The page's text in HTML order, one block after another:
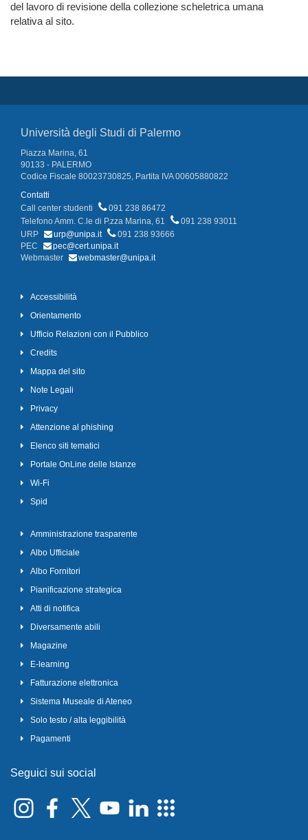
del lavoro di revisione della collezione scheletrica umana
relativa al sito.
Università degli Studi di Palermo
Piazza Marina, 61
90133 - PALERMO
Codice Fiscale 80023730825, Partita IVA 00605880822
Contatti
Call center studenti
091 238 86472
Telefono Amm. C.le di P.zza Marina, 61
091 238 93011
URP
urp@unipa.it
091 238 93666
PEC
pec@cert.unipa.it
Webmaster
webmaster@unipa.it
Accessibilità
Orientamento
Ufficio Relazioni con il Pubblico
Credits
Mappa del sito
Note Legali
Privacy
Attenzione al phishing
Elenco siti tematici
Portale OnLine delle Istanze
Wi-Fi
Spid
Amministrazione trasparente
Albo Ufficiale
Albo Fornitori
Pianificazione strategica
Atti di notifica
Diversamente abili
Magazine
E-learning
Fatturazione elettronica
Sistema Museale di Ateneo
Solo testo / alta leggibilità
Pagamenti
Seguici sui social